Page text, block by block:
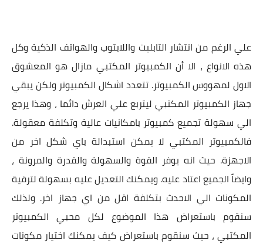
علي الرغم من انتشار التابليت واللابتوب والهواتف الذكية وكل
هذه الانواع ، الا أن الكمبيوتر المكتبي مازال هو المعشوق
الاول لمهووس الكمبيوتر. تتعدد اشكال الكمبيوتر ولكن يبقي
جهاز الكمبيوتر المكتبي ليتربع علي العرش دائما ، وهذا يرجع
الي سهولة تجميع كمبيوتر بامكانيات عالية وتكلفة معقولة.
فالكمبيوتر المكتبي لا يمكن استبدالة باي شكل اخر من
الاجهزة. حيث انه يوفر القوة والسهولة والقدرة والمرونة ،
وايضاً الجميع اعتاد عليه. ويمكنك التعديل عليه بسهولة لترقية
المكونات الي الاحدث بتكلفة اقل من اي جهاز اخر. ولذلك
سنقوم باستعراض هذا الموضوع لكل محبي الكمبيوتر
المكتبي ، حيث سنقوم باستعراض كيف يمكنك اختيار مكونات